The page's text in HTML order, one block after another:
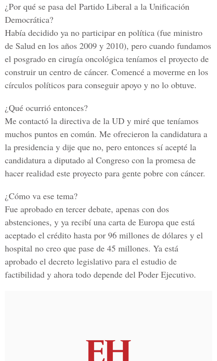
¿Por qué se pasa del Partido Liberal a la Unificación
Democrática?
Había decidido ya no participar en política (fue ministro
de Salud en los años 2009 y 2010), pero cuando fundamos
el posgrado en cirugía oncológica teníamos el proyecto de
construir un centro de cáncer. Comencé a moverme en los
círculos políticos para conseguir apoyo y no lo obtuve.
¿Qué ocurrió entonces?
Me contactó la directiva de la UD y miré que teníamos
muchos puntos en común. Me ofrecieron la candidatura a
la presidencia y dije que no, pero entonces sí acepté la
candidatura a diputado al Congreso con la promesa de
hacer realidad este proyecto para gente pobre con cáncer.
¿Cómo va ese tema?
Fue aprobado en tercer debate, apenas con dos
abstenciones, y ya recibí una carta de Europa que está
aceptado el crédito hasta por 96 millones de dólares y el
hospital no creo que pase de 45 millones. Ya está
aprobado el decreto legislativo para el estudio de
factibilidad y ahora todo depende del Poder Ejecutivo.